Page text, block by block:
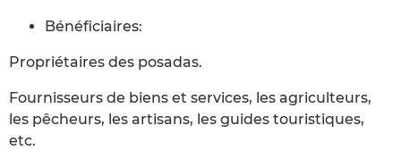
Bénéficiaires:
Propriétaires des posadas.
Fournisseurs de biens et services, les agriculteurs,
les pêcheurs, les artisans, les guides touristiques,
etc.